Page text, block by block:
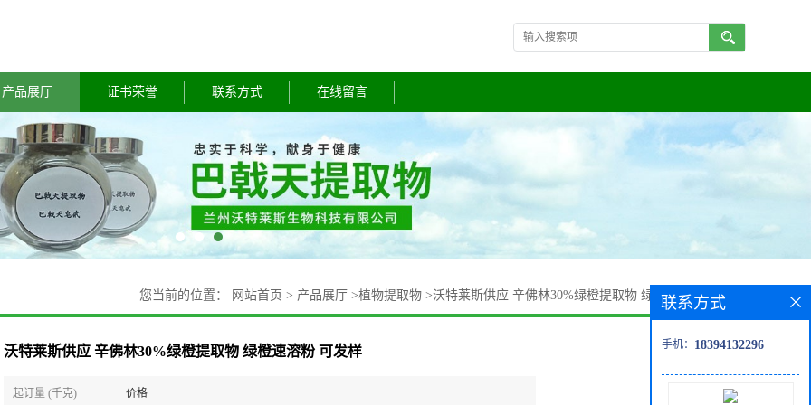
产品展厅 证书荣誉 联系方式 在线留言
您当前的位置： 网站首页 > 产品展厅 >植物提取物 >沃特莱斯供应 辛佛林30%绿橙提取物 绿橙速溶粉 可发样
沃特莱斯供应 辛佛林30%绿橙提取物 绿橙速溶粉 可发样
起订量 (千克) 价格
联系方式
手机： 18394132296